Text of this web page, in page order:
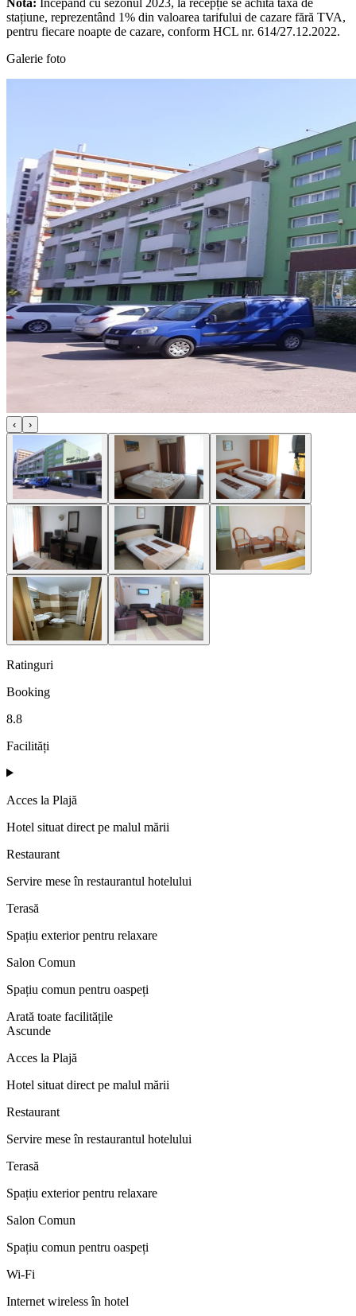
stațiune, reprezentând 1% din valoarea tarifului de cazare fără TVA,
pentru fiecare noapte de cazare, conform HCL nr. 614/27.12.2022.
Galerie foto
‹ ›
Ratinguri
Booking
8.8
Facilități
Acces la Plajă
Hotel situat direct pe malul mării
Restaurant
Servire mese în restaurantul hotelului
Terasă
Spațiu exterior pentru relaxare
Salon Comun
Spațiu comun pentru oaspeți
Arată toate facilitățile
Ascunde
Acces la Plajă
Hotel situat direct pe malul mării
Restaurant
Servire mese în restaurantul hotelului
Terasă
Spațiu exterior pentru relaxare
Salon Comun
Spațiu comun pentru oaspeți
Wi-Fi
Internet wireless în hotel